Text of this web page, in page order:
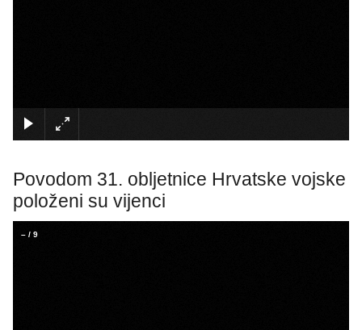
Povodom 31. obljetnice Hrvatske vojske
položeni su vijenci
– / 9